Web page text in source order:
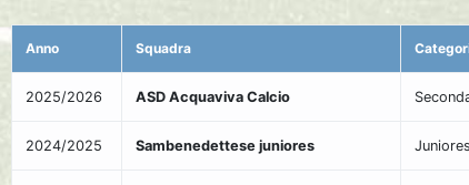
Anno Squadra
2025/2026 ASD Acquaviva Calcio
2024/2025 Sambenedettese juniores